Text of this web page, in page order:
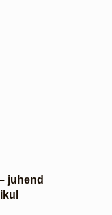
juhend